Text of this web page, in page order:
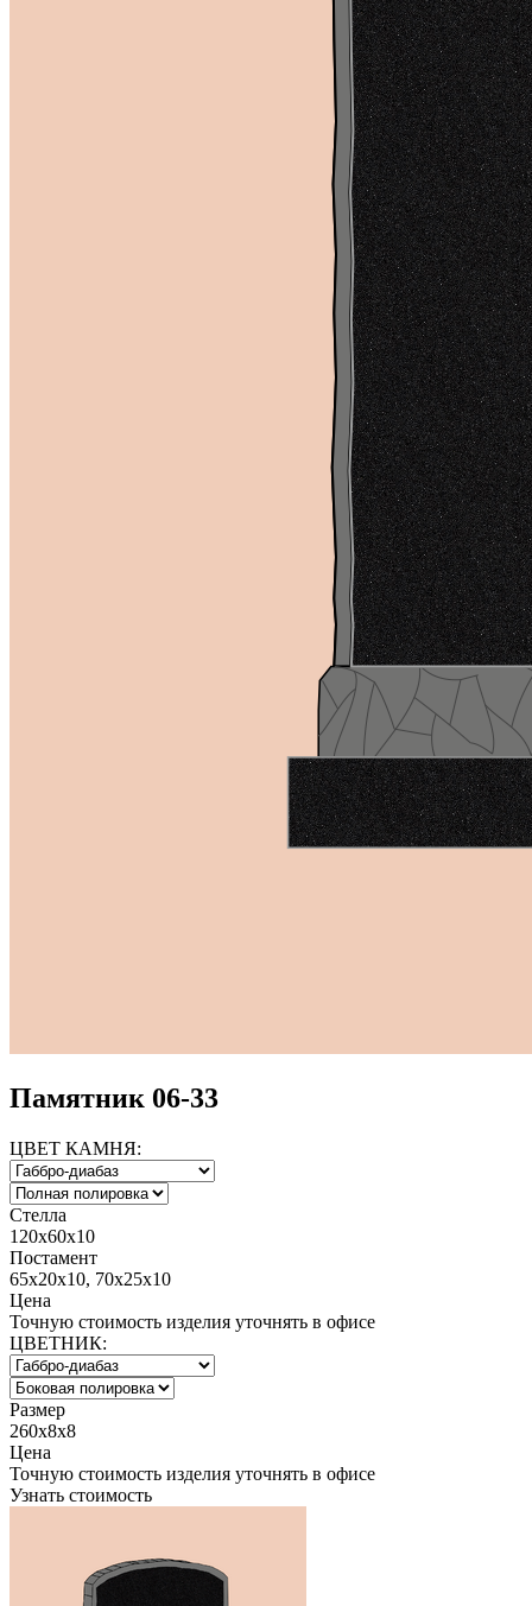
Памятник 06-33
ЦВЕТ КАМНЯ:
Стелла
120х60х10
Постамент
65х20х10, 70х25х10
Цена
Точную стоимость изделия уточнять в офисе
ЦВЕТНИК:
Размер
260x8x8
Цена
Точную стоимость изделия уточнять в офисе
Узнать стоимость